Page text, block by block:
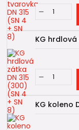
KG hrdlová
KG koleno